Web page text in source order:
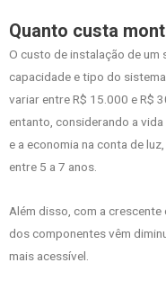
Quanto custa
O custo de instalação de um
capacidade e tipo do
variar entre R$ 15.000 e R$
entanto, considerando a
e a economia na conta de
entre 5 a 7 anos.
Além disso, com a
dos componentes vêm
mais acessível.